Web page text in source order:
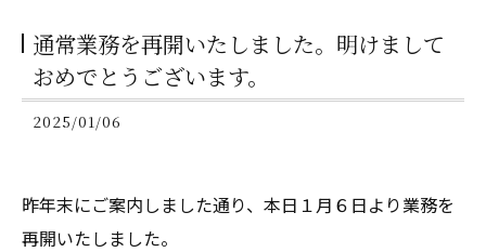
通常業務を再開いたしました。明けまして
おめでとうございます。
2025/01/06
昨年末にご案内しました通り、本日１月６日より業務を
再開いたしました。